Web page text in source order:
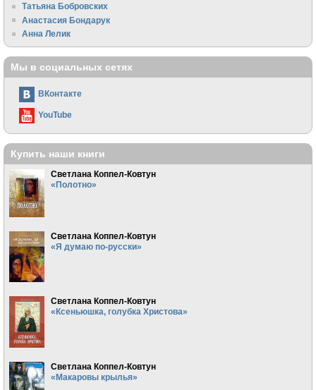
Татьяна Бобровских
Анастасия Бондарук
Анна Лелик
Мы в социальных сетях
ВКонтакте
YouTube
Купить наши книги
Светлана Коппел-Ковтун
«Полотно»
Светлана Коппел-Ковтун
«Я думаю по-русски»
Светлана Коппел-Ковтун
«Ксеньюшка, голубка Христова»
Светлана Коппел-Ковтун
«Макаровы крылья»